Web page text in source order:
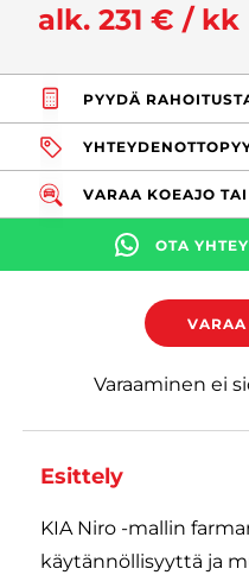
alk. 231 € / kk
PYYDÄ
VARAA KOEAJO
OTA
Varaaminen ei
Esittely
KIA Niro -mallin
käytännöllisyyttä ja